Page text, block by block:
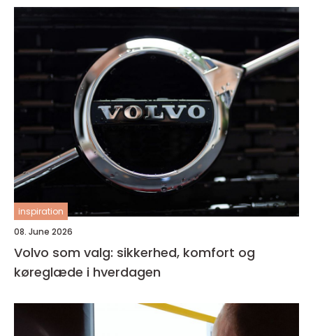
inspiration
08. June 2026
Volvo som valg: sikkerhed, komfort og
køreglæde i hverdagen